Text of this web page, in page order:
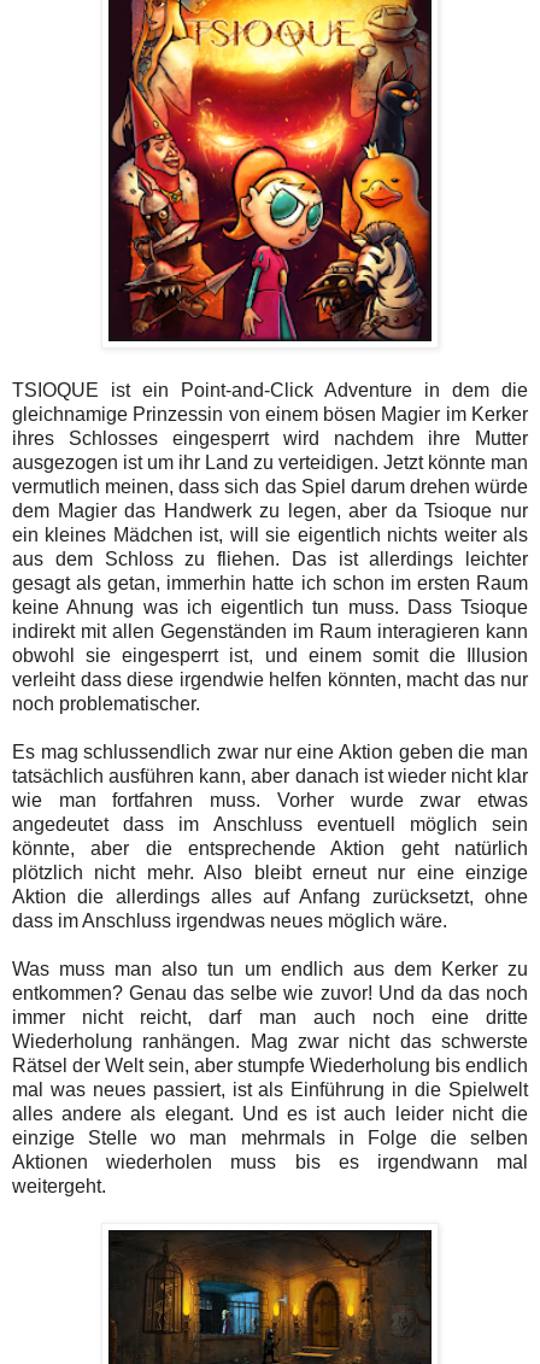
TSIOQUE ist ein Point-and-Click Adventure in dem die
gleichnamige Prinzessin von einem bösen Magier im Kerker
ihres Schlosses eingesperrt wird nachdem ihre Mutter
ausgezogen ist um ihr Land zu verteidigen. Jetzt könnte man
vermutlich meinen, dass sich das Spiel darum drehen würde
dem Magier das Handwerk zu legen, aber da Tsioque nur
ein kleines Mädchen ist, will sie eigentlich nichts weiter als
aus dem Schloss zu fliehen. Das ist allerdings leichter
gesagt als getan, immerhin hatte ich schon im ersten Raum
keine Ahnung was ich eigentlich tun muss. Dass Tsioque
indirekt mit allen Gegenständen im Raum interagieren kann
obwohl sie eingesperrt ist, und einem somit die Illusion
verleiht dass diese irgendwie helfen könnten, macht das nur
noch problematischer.
Es mag schlussendlich zwar nur eine Aktion geben die man
tatsächlich ausführen kann, aber danach ist wieder nicht klar
wie man fortfahren muss. Vorher wurde zwar etwas
angedeutet dass im Anschluss eventuell möglich sein
könnte, aber die entsprechende Aktion geht natürlich
plötzlich nicht mehr. Also bleibt erneut nur eine einzige
Aktion die allerdings alles auf Anfang zurücksetzt, ohne
dass im Anschluss irgendwas neues möglich wäre.
Was muss man also tun um endlich aus dem Kerker zu
entkommen? Genau das selbe wie zuvor! Und da das noch
immer nicht reicht, darf man auch noch eine dritte
Wiederholung ranhängen. Mag zwar nicht das schwerste
Rätsel der Welt sein, aber stumpfe Wiederholung bis endlich
mal was neues passiert, ist als Einführung in die Spielwelt
alles andere als elegant. Und es ist auch leider nicht die
einzige Stelle wo man mehrmals in Folge die selben
Aktionen wiederholen muss bis es irgendwann mal
weitergeht.